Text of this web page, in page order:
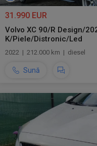
31.990 EUR
Volvo XC 90/R Design/
K/Piele/Distronic/Led
2022 | 212.000 km | diesel
Sună